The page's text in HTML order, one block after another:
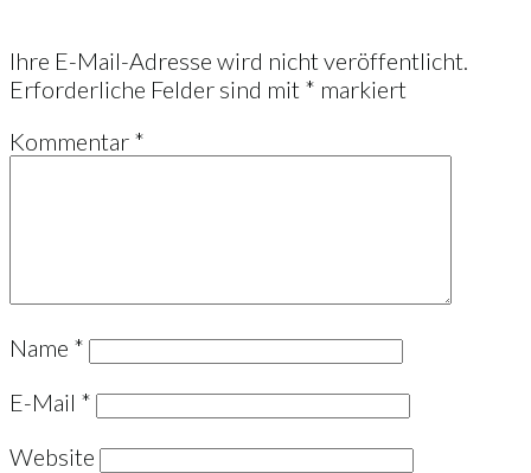
Ihre E-Mail-Adresse wird nicht veröffentlicht.
Erforderliche Felder sind mit * markiert
Kommentar *
Name *
E-Mail *
Website